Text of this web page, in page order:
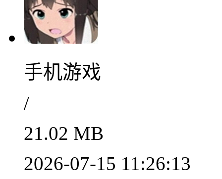
手机游戏
/
21.02 MB
2026-07-15 11:26:13